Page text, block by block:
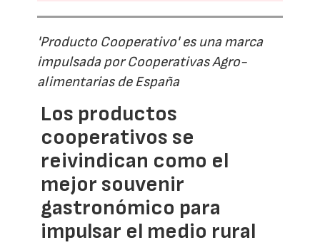
'Producto Cooperativo' es una marca
impulsada por Cooperativas Agro-
alimentarias de España
Los productos
cooperativos se
reivindican como el
mejor souvenir
gastronómico para
impulsar el medio rural